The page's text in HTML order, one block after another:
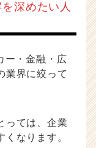
深めたい人
ー・金融・広
業界に絞って
っては、企業
なります。